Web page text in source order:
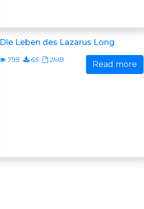
Die Leben des Lazarus Long
799 65 2MB Read more